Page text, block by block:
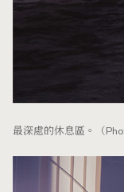
最深處的休息區。（